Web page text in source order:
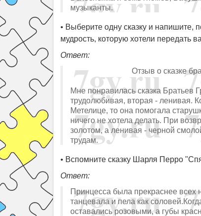
музыканты.
• Выберите одну сказку и напишите,
мудрость, которую хотели передать
Ответ:
Отзыв о сказке
Мне понравилась сказка Братьев
трудолюбивая, вторая - ленивая.
Метелице, то она помогала
ничего не хотела делать. При
золотом, а ленивая - черной
трудам.
• Вспомните сказку Шарля Перро
Ответ:
Принцесса была прекраснее всех
танцевала и пела как
оставались розовыми, а губы